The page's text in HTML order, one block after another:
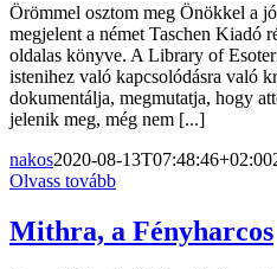
Örömmel osztom meg Önökkel a
megjelent a német Taschen Kiadó
oldalas könyve. A Library of
istenihez való kapcsolódásra való
dokumentálja, megmutatja, hogy
jelenik meg, még nem [...]
nakos2020-08-13T07:48:46+02:00
Olvass tovább
Mithra, a Fényharcos